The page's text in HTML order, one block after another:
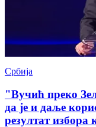
Србија
"Вучић преко
да је и даље
резултат избора